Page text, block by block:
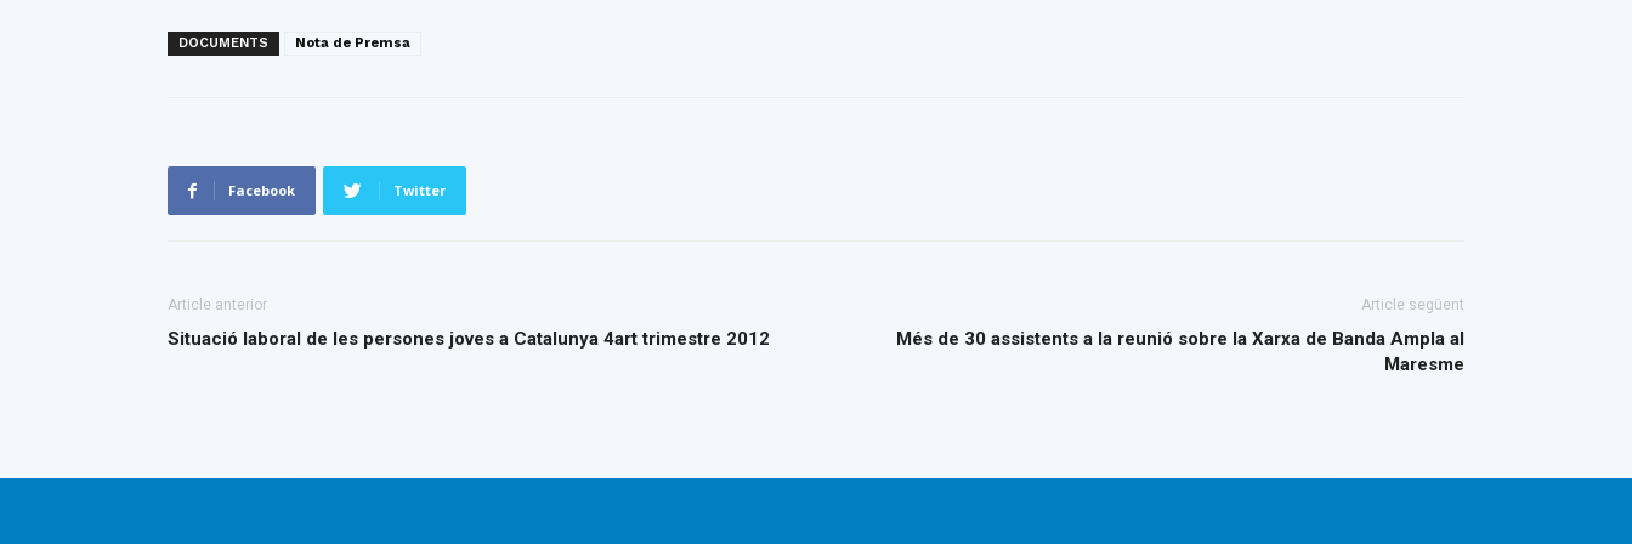
DOCUMENTS Nota de Premsa
Facebook Twitter
Article anterior
Situació laboral de les persones joves a Catalunya 4art trimestre 2012
Article següent
Més de 30 assistents a la reunió sobre la Xarxa de Banda Ampla al
Maresme